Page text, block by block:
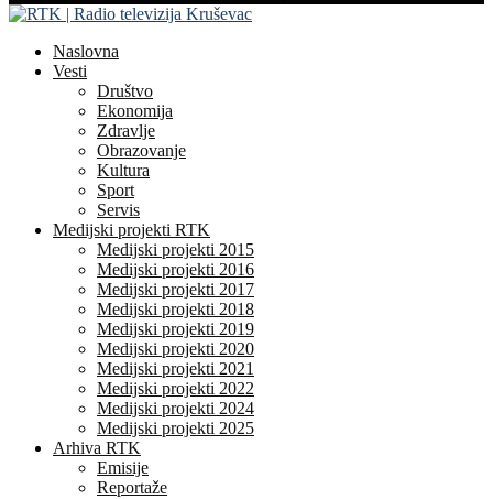
Naslovna
Vesti
Društvo
Ekonomija
Zdravlje
Obrazovanje
Kultura
Sport
Servis
Medijski projekti RTK
Medijski projekti 2015
Medijski projekti 2016
Medijski projekti 2017
Medijski projekti 2018
Medijski projekti 2019
Medijski projekti 2020
Medijski projekti 2021
Medijski projekti 2022
Medijski projekti 2024
Medijski projekti 2025
Arhiva RTK
Emisije
Reportaže